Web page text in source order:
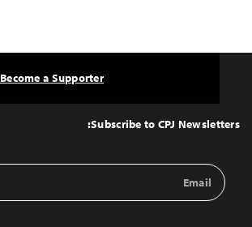
Top
Subscribe to CPJ Newsletters:
Email
Address
Become a Supporter